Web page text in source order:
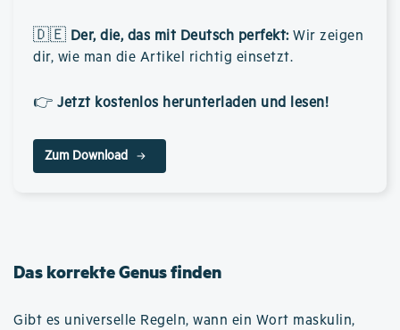
🇩🇪 Der, die, das mit Deutsch perfekt: Wir zeigen
dir, wie man die Artikel richtig einsetzt.
👉 Jetzt kostenlos herunterladen und lesen!
Zum Download
Das korrekte Genus finden
Gibt es universelle Regeln, wann ein Wort maskulin,